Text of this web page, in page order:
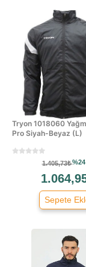
Tryon 1018060
Pro Siyah-Beyaz (L)
1.405,73₺%24
Sepete